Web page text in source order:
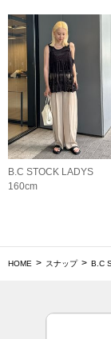
B.C STOCK LADYS
160cm
HOME スナップ B.C